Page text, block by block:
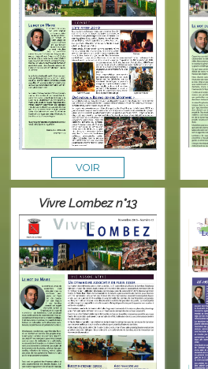
VOIR
Vivre Lombez n°13